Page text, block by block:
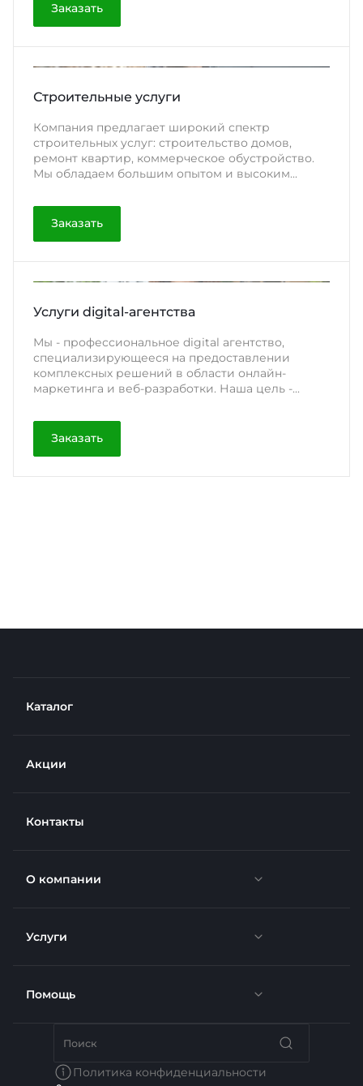
Заказать
Строительные услуги
Компания предлагает широкий спектр
строительных услуг: строительство домов,
ремонт квартир, коммерческое обустройство.
Мы обладаем большим опытом и высоким...
Заказать
Услуги digital-агентства
Мы - профессиональное digital агентство,
специализирующееся на предоставлении
комплексных решений в области онлайн-
маркетинга и веб-разработки. Наша цель -...
Заказать
Каталог
Акции
Контакты
О компании
Новости
Отзывы
Вакансии
Услуги
Доставка
Недвижимость
Помощь
Политика конфиденциальности